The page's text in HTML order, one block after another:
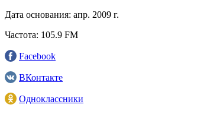
Дата основания: апр. 2009 г.
Частота: 105.9 FM
Facebook
ВКонтакте
Одноклассники